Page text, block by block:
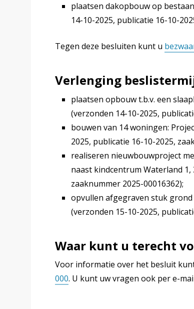
plaatsen dakopbouw op
14-10-2025, publicatie 16-10-
Tegen deze besluiten kunt u
Verlenging
plaatsen opbouw t.b.v. een
(verzonden 14-10-2025,
bouwen van 14 woningen:
2025, publicatie 16-10-2025,
realiseren nieuwbouwproject
naast kindcentrum Waterland 1,
zaaknummer 2025-00016362);
opvullen afgegraven stuk
(verzonden 15-10-2025,
Waar kunt u terecht
Voor informatie over het besluit
000. U kunt uw vragen ook per e-